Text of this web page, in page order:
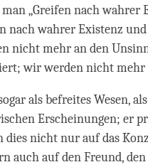
„Greifen nach wahrer
nach wahrer Existenz
nicht mehr an den
wir werden nicht mehr
als befreites Wesen,
Erscheinungen; er
dies nicht nur auf das
auch auf den Freund,